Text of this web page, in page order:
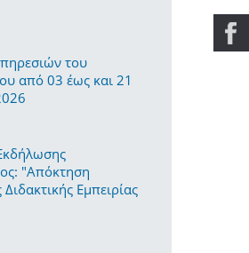
του
από 03 έως και 21
"Απόκτηση
Εμπειρίας